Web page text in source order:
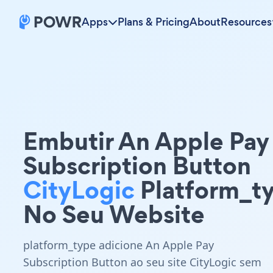
Apps Plans & PricingAboutResources
Embutir An Apple Pay
Subscription Button
CityLogic
No Seu Website
platform_type adicione An Apple Pay
Subscription Button ao seu site CityLogic sem